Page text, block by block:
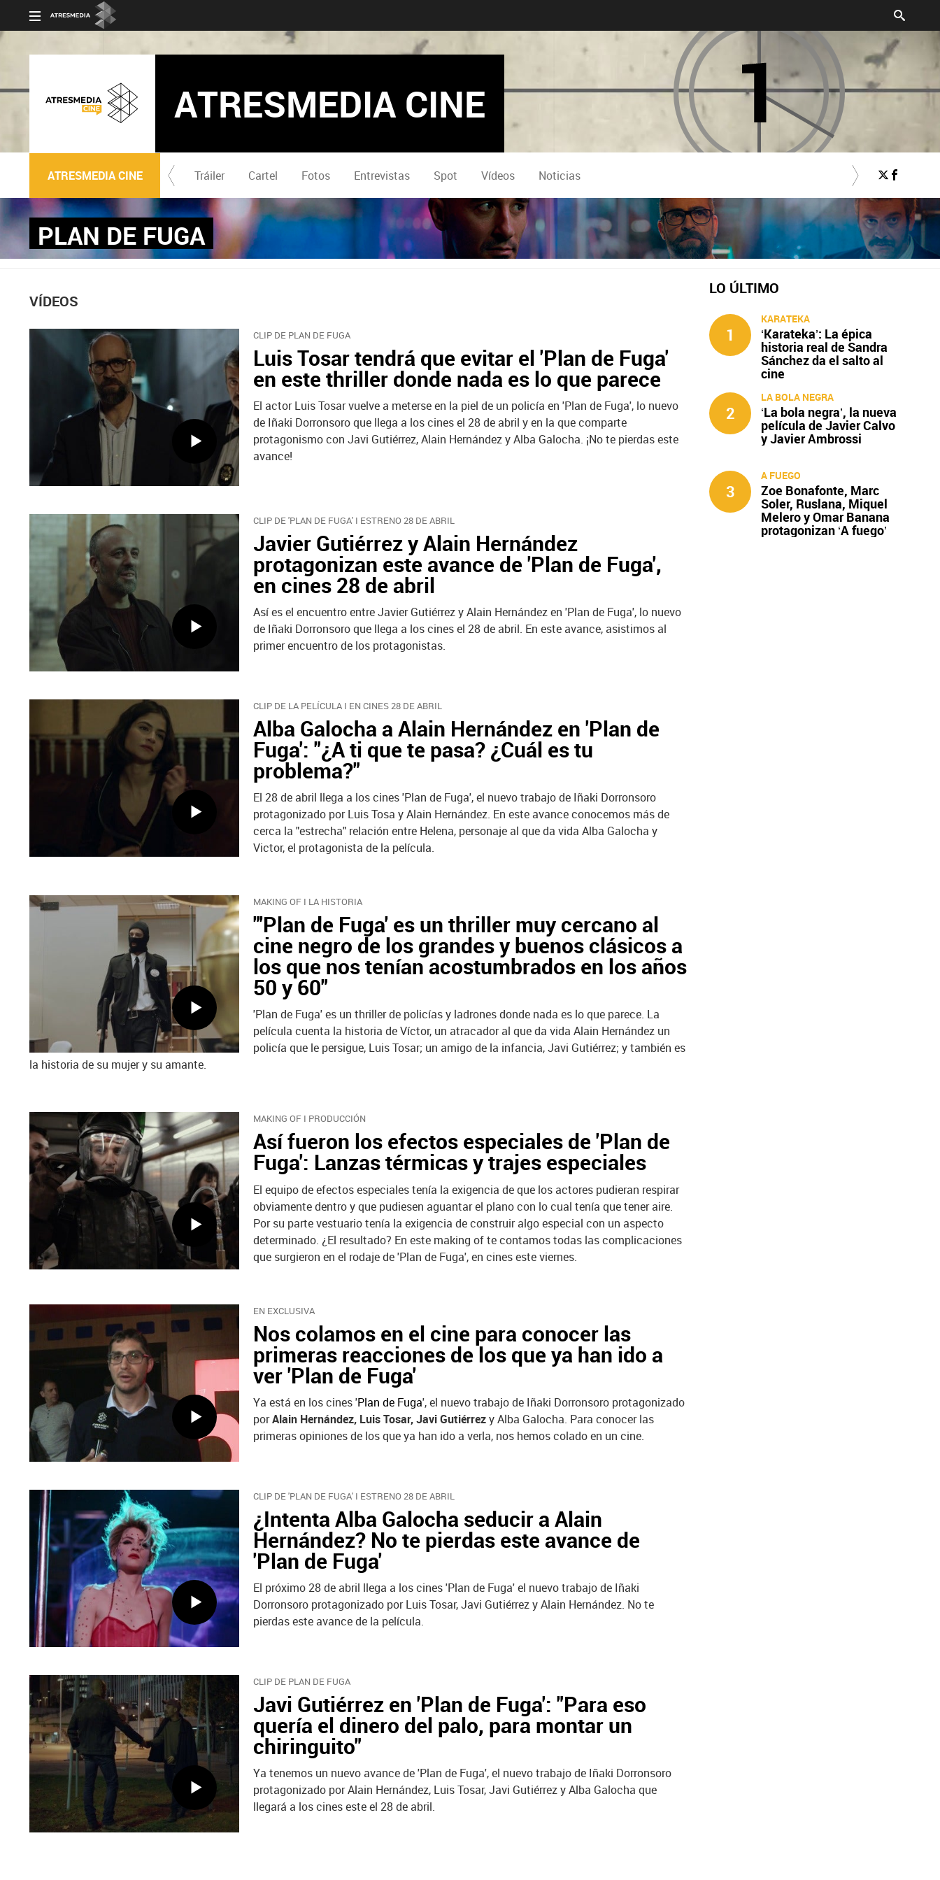
ATRESMEDIA CINE
ATRESMEDIA CINE Tráiler Cartel Fotos Entrevistas Spot Vídeos Noticias
PLAN DE FUGA
VÍDEOS
CLIP DE PLAN DE FUGA
Luis Tosar tendrá que evitar el 'Plan de Fuga'
en este thriller donde nada es lo que parece
El actor Luis Tosar vuelve a meterse en la piel de un policía en 'Plan de Fuga', lo nuevo
de Iñaki Dorronsoro que llega a los cines el 28 de abril y en la que comparte
protagonismo con Javi Gutiérrez, Alain Hernández y Alba Galocha. ¡No te pierdas este
avance!
CLIP DE 'PLAN DE FUGA' I ESTRENO 28 DE ABRIL
Javier Gutiérrez y Alain Hernández
protagonizan este avance de 'Plan de Fuga',
en cines 28 de abril
Así es el encuentro entre Javier Gutiérrez y Alain Hernández en 'Plan de Fuga', lo nuevo
de Iñaki Dorronsoro que llega a los cines el 28 de abril. En este avance, asistimos al
primer encuentro de los protagonistas.
CLIP DE LA PELÍCULA I EN CINES 28 DE ABRIL
Alba Galocha a Alain Hernández en 'Plan de
Fuga': "¿A ti que te pasa? ¿Cuál es tu
problema?"
El 28 de abril llega a los cines 'Plan de Fuga', el nuevo trabajo de Iñaki Dorronsoro
protagonizado por Luis Tosa y Alain Hernández. En este avance conocemos más de
cerca la "estrecha" relación entre Helena, personaje al que da vida Alba Galocha y
Victor, el protagonista de la película.
MAKING OF I LA HISTORIA
"'Plan de Fuga' es un thriller muy cercano al
cine negro de los grandes y buenos clásicos a
los que nos tenían acostumbrados en los años
50 y 60"
'Plan de Fuga' es un thriller de policías y ladrones donde nada es lo que parece. La
película cuenta la historia de Víctor, un atracador al que da vida Alain Hernández un
policía que le persigue, Luis Tosar; un amigo de la infancia, Javi Gutiérrez; y también es
la historia de su mujer y su amante.
MAKING OF I PRODUCCIÓN
Así fueron los efectos especiales de 'Plan de
Fuga': Lanzas térmicas y trajes especiales
El equipo de efectos especiales tenía la exigencia de que los actores pudieran respirar
obviamente dentro y que pudiesen aguantar el plano con lo cual tenía que tener aire.
Por su parte vestuario tenía la exigencia de construir algo especial con un aspecto
determinado. ¿El resultado? En este making of te contamos todas las complicaciones
que surgieron en el rodaje de 'Plan de Fuga', en cines este viernes.
EN EXCLUSIVA
Nos colamos en el cine para conocer las
primeras reacciones de los que ya han ido a
ver 'Plan de Fuga'
Ya está en los cines 'Plan de Fuga', el nuevo trabajo de Iñaki Dorronsoro protagonizado
porAlain Hernández, Luis Tosar, Javi Gutiérrezy Alba Galocha. Para conocer las
primeras opiniones de los que ya han ido a verla, nos hemos colado en un cine.
CLIP DE 'PLAN DE FUGA' I ESTRENO 28 DE ABRIL
¿Intenta Alba Galocha seducir a Alain
Hernández? No te pierdas este avance de
'Plan de Fuga'
El próximo 28 de abril llega a los cines 'Plan de Fuga' el nuevo trabajo de Iñaki
Dorronsoro protagonizado por Luis Tosar, Javi Gutiérrez y Alain Hernández. No te
pierdas este avance de la película.
CLIP DE PLAN DE FUGA
Javi Gutiérrez en 'Plan de Fuga': "Para eso
quería el dinero del palo, para montar un
chiringuito"
Ya tenemos un nuevo avance de 'Plan de Fuga', el nuevo trabajo de Iñaki Dorronsoro
protagonizado por Alain Hernández, Luis Tosar, Javi Gutiérrez y Alba Galocha que
llegará a los cines este el 28 de abril.
LO ÚLTIMO
1
KARATEKA
‘Karateka’: La épica
historia real de Sandra
Sánchez da el salto al
cine
2
LA BOLA NEGRA
‘La bola negra’, la nueva
película de Javier Calvo
y Javier Ambrossi
3
A FUEGO
Zoe Bonafonte, Marc
Soler, Ruslana, Miquel
Melero y Omar Banana
protagonizan ‘A fuego’